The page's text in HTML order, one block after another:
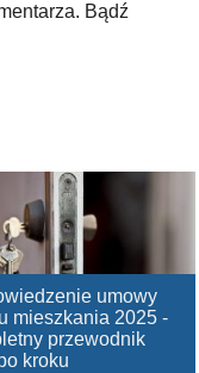
Bądź
umowy
mieszkania 2025 -
przewodnik
kroku